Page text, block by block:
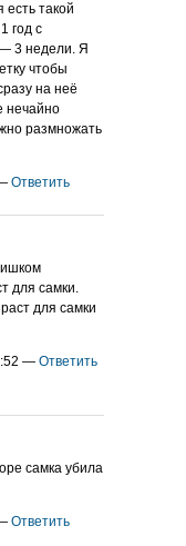
есть такой
год с
3 недели. Я
чтобы
на неё
нечайно
размножать
Ответить
для самки.
для самки
— Ответить
самка убила
Ответить